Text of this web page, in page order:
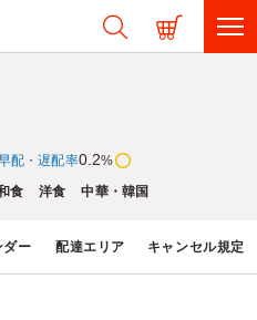
配・遅配率0.2%
食 洋食 中華・韓国
ダー 配達エリア キャンセル規定